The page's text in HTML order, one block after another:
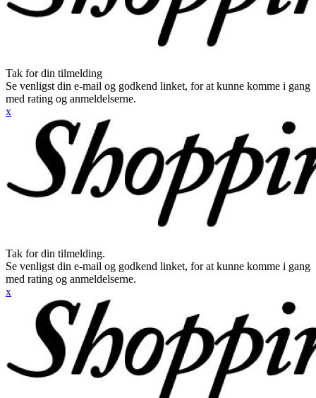
Tak for din tilmelding
Se venligst din e-mail og godkend linket, for at kunne komme i gang
med rating og anmeldelserne.
x
Tak for din tilmelding.
Se venligst din e-mail og godkend linket, for at kunne komme i gang
med rating og anmeldelserne.
x